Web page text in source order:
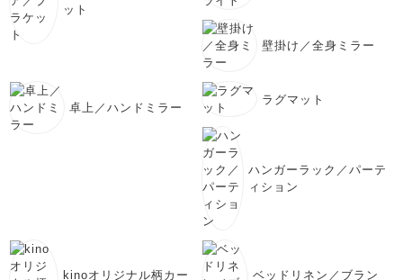
ット
壁掛け／全身ミラー
卓上／ハンドミラー
ラグマット
ハンガーラック／パーテ
ィション
kinoオリジナル柄カー
ベッドリネン／ブラン